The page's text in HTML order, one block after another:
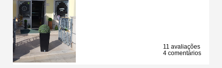
11 avaliações
4 comentários